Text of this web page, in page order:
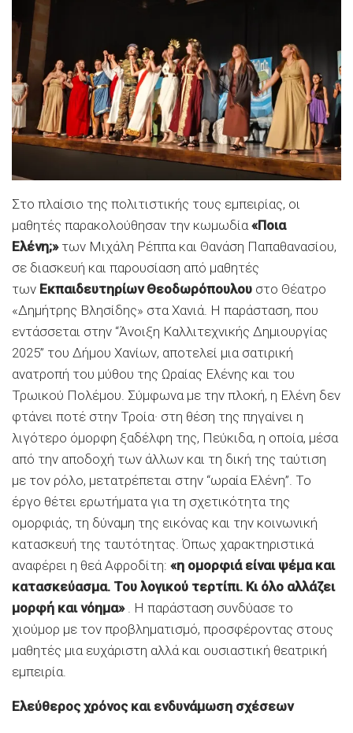
Στο πλαίσιο της πολιτιστικής τους εμπειρίας, οι
μαθητές παρακολούθησαν την κωμωδία«Ποια
Ελένη;»των Μιχάλη Ρέππα και Θανάση Παπαθανασίου,
σε διασκευή και παρουσίαση από μαθητές
των Εκπαιδευτηρίων Θεοδωρόπουλου στο Θέατρο
«Δημήτρης Βλησίδης» στα Χανιά. Η παράσταση, που
εντάσσεται στην “Άνοιξη Καλλιτεχνικής Δημιουργίας
2025” του Δήμου Χανίων, αποτελεί μια σατιρική
ανατροπή του μύθου της Ωραίας Ελένης και του
Τρωικού Πολέμου. Σύμφωνα με την πλοκή, η Ελένη δεν
φτάνει ποτέ στην Τροία· στη θέση της πηγαίνει η
λιγότερο όμορφη ξαδέλφη της, Πεύκιδα, η οποία, μέσα
από την αποδοχή των άλλων και τη δική της ταύτιση
με τον ρόλο, μετατρέπεται στην “ωραία Ελένη”. Το
έργο θέτει ερωτήματα για τη σχετικότητα της
ομορφιάς, τη δύναμη της εικόνας και την κοινωνική
κατασκευή της ταυτότητας. Όπως χαρακτηριστικά
αναφέρει η θεά Αφροδίτη: «η ομορφιά είναι ψέμα και
κατασκεύασμα. Του λογικού τερτίπι. Κι όλο αλλάζει
μορφή και νόημα». Η παράσταση συνδύασε το
χιούμορ με τον προβληματισμό, προσφέροντας στους
μαθητές μια ευχάριστη αλλά και ουσιαστική θεατρική
εμπειρία.
Ελεύθερος χρόνος και ενδυνάμωση σχέσεων